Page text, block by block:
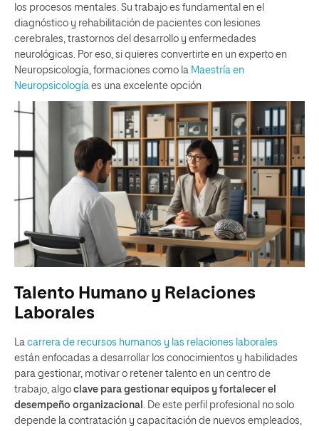
los procesos mentales. Su trabajo es fundamental en el
diagnóstico y rehabilitación de pacientes con lesiones
cerebrales, trastornos del desarrollo y enfermedades
neurológicas. Por eso, si quieres convertirte en un experto en
Neuropsicología, formaciones como la Maestría en
Neuropsicología es una excelente opción
Talento Humano y Relaciones
Laborales
La carrera de recursos humanos y las relaciones laborales
están enfocadas a desarrollar los conocimientos y habilidades
para gestionar, motivar o retener talento en un centro de
trabajo, algo clave para gestionar equipos y fortalecer el
desempeño organizacional . De este perfil profesional no solo
depende la contratación y capacitación de nuevos empleados,